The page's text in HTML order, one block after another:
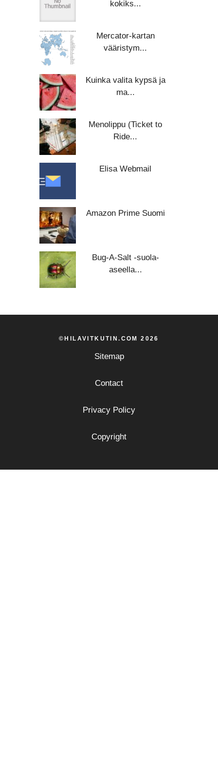
kokiks...
Mercator-kartan
vääristym...
Kuinka valita kypsä ja
ma...
Menolippu (Ticket to
Ride...
Elisa Webmail
Amazon Prime Suomi
Bug-A-Salt -suola-
aseella...
©HILAVITKUTIN.COM 2026
Sitemap
Contact
Privacy Policy
Copyright